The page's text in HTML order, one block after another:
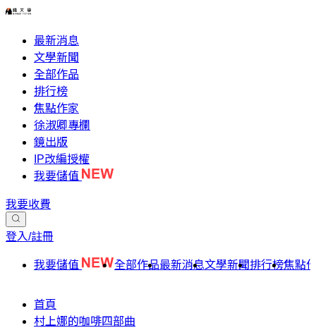
最新消息
文學新聞
全部作品
排行榜
焦點作家
徐淑卿專欄
鏡出版
IP改編授權
我要儲值
我要收費
登入/註冊
我要儲值 全部作品最新消息文學新聞排行榜焦點
首頁
村上娜的咖啡四部曲